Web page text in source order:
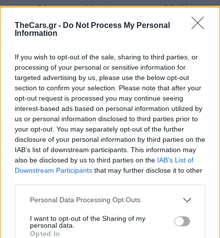
TheCars.gr - Do Not Process My Personal
Information
If you wish to opt-out of the sale, sharing to third parties, or
processing of your personal or sensitive information for
targeted advertising by us, please use the below opt-out
section to confirm your selection. Please note that after your
opt-out request is processed you may continue seeing
interest-based ads based on personal information utilized by
us or personal information disclosed to third parties prior to
your opt-out. You may separately opt-out of the further
disclosure of your personal information by third parties on the
IAB’s list of downstream participants. This information may
also be disclosed by us to third parties on the IAB’s List of
Downstream Participants that may further disclose it to other
Personal Data Processing Opt Outs
I want to opt-out of the Sharing of my
personal data.
Opted In
μονοθέσιο του Verstappen στο Μαϊάμι,
ωστόσο ο ίδιος παραμένει σκεπτικός:
«Αν δεις τη διαφορά, όχι. Δεν
ξέρω. Θα συνεχίσουμε να
δουλεύουμε».
F1Max VerstappenMcLarenRed Bull
Όσκαρ Πιάστρι